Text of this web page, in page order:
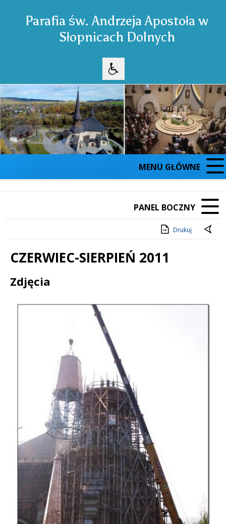
Parafia św. Andrzeja Apostoła w
Słopnicach Dolnych
Poprzedni Element
Następny Element
❚❚
MENU GŁÓWNE
PANEL BOCZNY
Drukuj
CZERWIEC-SIERPIEŃ 2011
Treść
Zdjęcia